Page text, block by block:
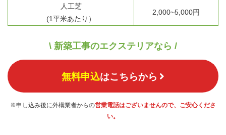
人工芝
(1平米あたり）
2,000~5,000円
\ 新築工事のエクステリアなら /
無料申込はこちらから
※申し込み後に外構業者からの営業電話はございませんので、ご安心くださ
い。